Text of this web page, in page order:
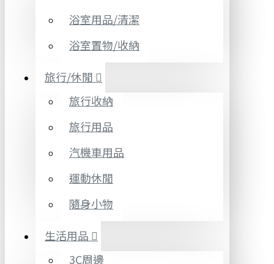
浴室用品/清潔
浴室置物/收納
旅行/休閒
旅行收納
旅行用品
汽機車用品
運動休閒
隨身小物
生活用品
3C周邊